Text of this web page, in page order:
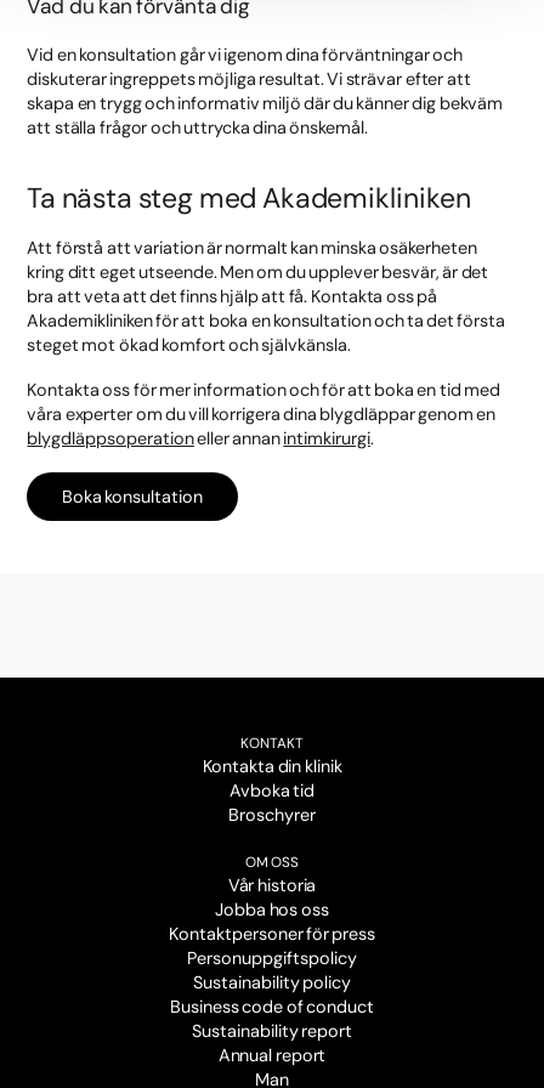
Vad du kan förvänta dig
Vid en konsultation går vi igenom dina förväntningar och
diskuterar ingreppets möjliga resultat. Vi strävar efter att
skapa en trygg och informativ miljö där du känner dig bekväm
att ställa frågor och uttrycka dina önskemål.
Ta nästa steg med Akademikliniken
Att förstå att variation är normalt kan minska osäkerheten
kring ditt eget utseende. Men om du upplever besvär, är det
bra att veta att det finns hjälp att få. Kontakta oss på
Akademikliniken för att boka en konsultation och ta det första
steget mot ökad komfort och självkänsla.
Kontakta oss för mer information och för att boka en tid med
våra experter om du vill korrigera dina blygdläppar genom en
blygdläppsoperationeller annanintimkirurgi.
Boka konsultation
KONTAKT
Kontakta din klinik
Avboka tid
Broschyrer
OM OSS
Vår historia
Jobba hos oss
Kontaktpersoner för press
Personuppgiftspolicy
Sustainability policy
Business code of conduct
Sustainability report
Annual report
Man